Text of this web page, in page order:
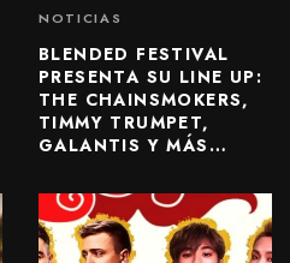
NOTICIAS
BLENDED FESTIVAL
PRESENTA SU LINE UP:
THE CHAINSMOKERS,
TIMMY TRUMPET,
GALANTIS Y MÁS…